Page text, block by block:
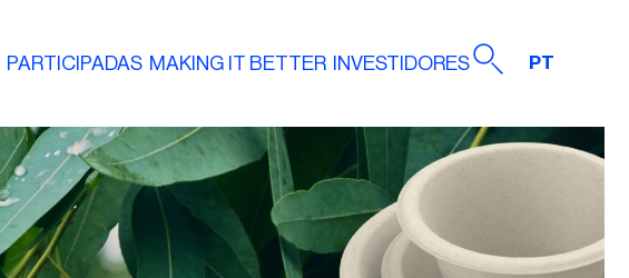
PARTICIPADAS MAKING IT BETTER INVESTIDORES PT